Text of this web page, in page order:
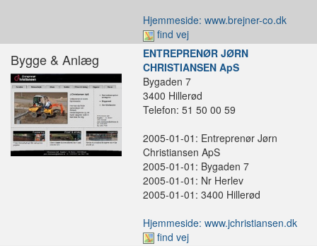
Hjemmeside: www.brejner-co.dk
find vej
Bygge & Anlæg
ENTREPRENØR JØRN
CHRISTIANSEN ApS
Bygaden 7
3400 Hillerød
Telefon: 51 50 00 59
2005-01-01: Entreprenør Jørn
Christiansen ApS
2005-01-01: Bygaden 7
2005-01-01: Nr Herlev
2005-01-01: 3400 Hillerød
Hjemmeside: www.jchristiansen.dk
find vej